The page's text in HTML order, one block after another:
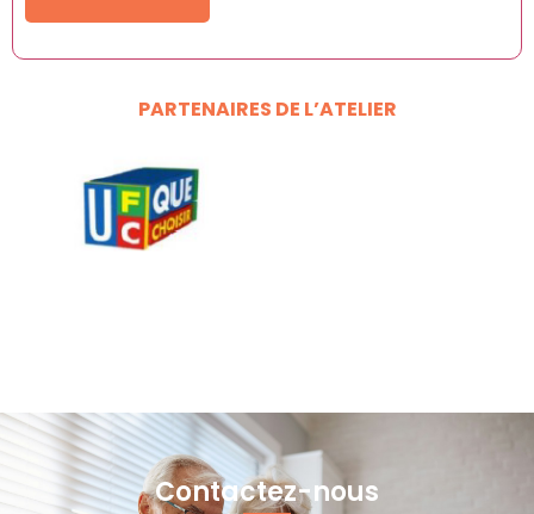
PARTENAIRES DE L’ATELIER
Contactez-nous